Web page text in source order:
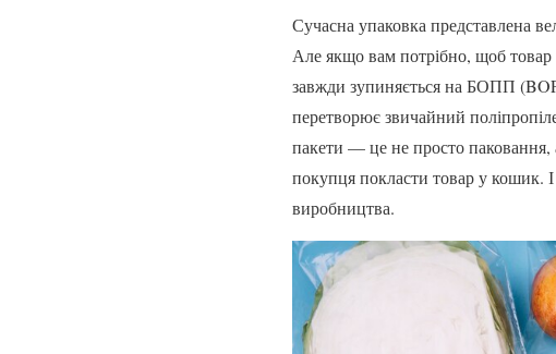
Сучасна упаковка представлена
Але якщо вам потрібно, щоб
завжди зупиняється на БОПП
перетворює звичайний
пакети — це не просто паковання,
покупця покласти товар у кошик.
виробництва.